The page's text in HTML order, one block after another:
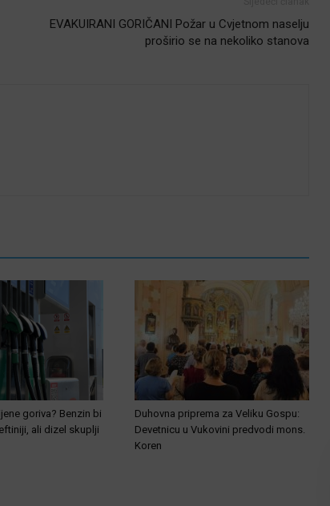
EVAKUIRANI GORIČANI Požar u Cvjetnom naselju
proširio se na nekoliko stanova
goriva? Benzin bi
ali dizel skuplji
Duhovna priprema za Veliku Gospu:
Devetnicu u Vukovini predvodi mons.
Koren